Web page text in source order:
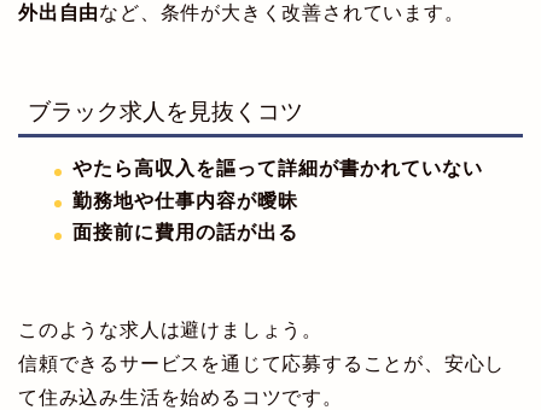
外出自由など、条件が大きく改善されています。
ブラック求人を見抜くコツ
やたら高収入を謳って詳細が書かれていない
勤務地や仕事内容が曖昧
面接前に費用の話が出る
このような求人は避けましょう。
信頼できるサービスを通じて応募することが、安心し
て住み込み生活を始めるコツです。